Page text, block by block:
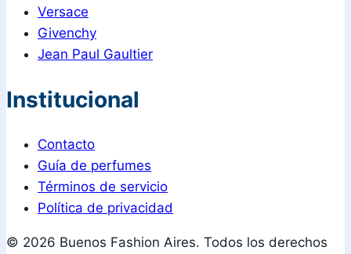
Versace
Givenchy
Jean Paul Gaultier
Institucional
Contacto
Guía de perfumes
Términos de servicio
Política de privacidad
© 2026 Buenos Fashion Aires. Todos los derechos